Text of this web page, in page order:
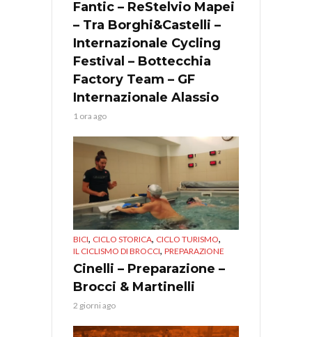
Fantic – ReStelvio Mapei
– Tra Borghi&Castelli –
Internazionale Cycling
Festival – Bottecchia
Factory Team – GF
Internazionale Alassio
1 ora ago
BICI, CICLO STORICA, CICLO TURISMO,
IL CICLISMO DI BROCCI, PREPARAZIONE
Cinelli – Preparazione –
Brocci & Martinelli
2 giorni ago